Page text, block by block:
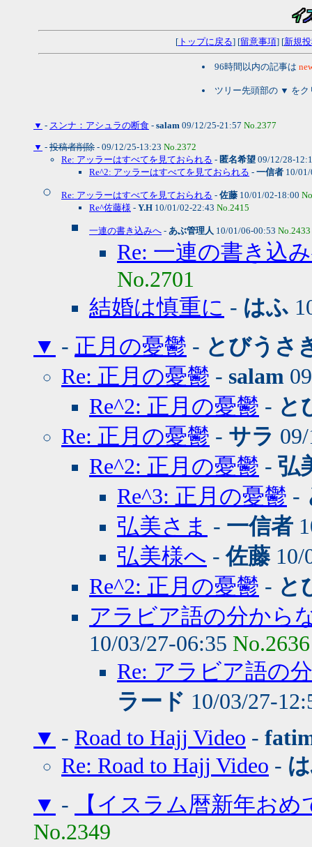
[トップに戻る] [留意事項] [新規
96時間以内の記事は
ツリー先頭部の ▼ をク
▼ - スンナ：アシュラの断食 - salam 09/12/25-21:57 No.2377
▼ - 投稿者削除 - 09/12/25-13:23 No.2372
Re: アッラーはすべてを見ておられる - 匿名希望 09/12/28-
Re^2: アッラーはすべてを見ておられる - 一信者 10/
Re: アッラーはすべてを見ておられる - 佐藤 10/01/02-18:00
Re^佐藤様 - Y.H 10/01/02-22:43 No.2415
一連の書き込みへ - あぶ管理人 10/01/06-00:53 No.2433
Re: 一連の書き込
No.2701
結婚は慎重に - はふ
▼ - 正月の憂鬱 - とびうさ
Re: 正月の憂鬱 - salam
Re^2: 正月の憂鬱 - と
Re: 正月の憂鬱 - サラ
Re^2: 正月の憂鬱 - 弘
Re^3: 正月の憂鬱 -
弘美さま - 一信者
弘美様へ -佐藤10/
Re^2: 正月の憂鬱 - と
アラビア語の分から
10/03/27-06:35 No.2636
Re: アラビア語の
ラード 10/03/27-
▼ - Road to Hajj Video -
Re: Road to Hajj Video -
▼ -
【イスラム暦新年おめ
No.2349